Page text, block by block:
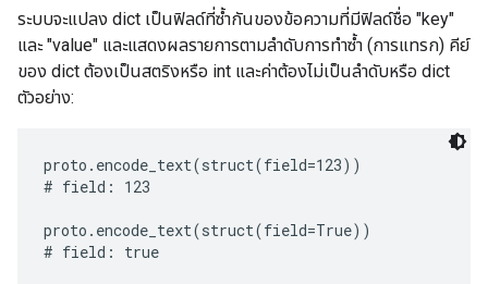
ระบบจะแปลง dict เป็นฟิลด์ที่ซ้ำกันของข้อความที่มีฟิลด์ชื่อ "key"
และ "value" และแสดงผลรายการตามลำดับการทำซ้ำ (การแทรก) คีย์
ของ dict ต้องเป็นสตริงหรือ int และค่าต้องไม่เป็นลำดับหรือ dict
ตัวอย่าง:
proto.encode_text(struct(field=123))
# field: 123
proto.encode_text(struct(field=True))
# field: true